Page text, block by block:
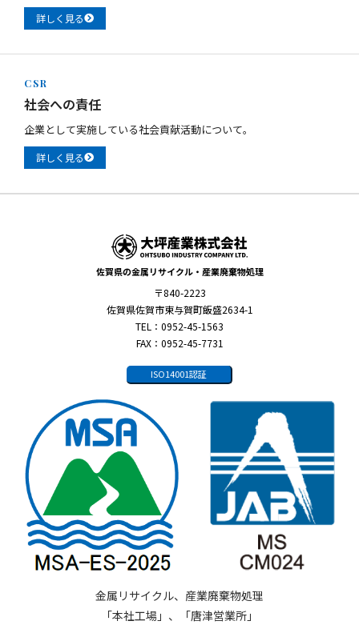
詳しく見る
CSR
社会への責任
企業として実施している社会貢献活動について。
詳しく見る
佐賀県の金属リサイクル・産業廃棄物処理
〒840-2223
佐賀県佐賀市東与賀町飯盛2634-1
TEL：0952-45-1563
FAX：0952-45-7731
ISO14001認証
金属リサイクル、産業廃棄物処理
「本社工場」、「唐津営業所」